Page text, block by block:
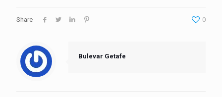
Share 0
Bulevar Getafe